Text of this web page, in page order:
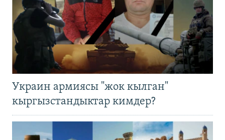
Украин армиясы "жок кылган"
кыргызстандыктар кимдер?